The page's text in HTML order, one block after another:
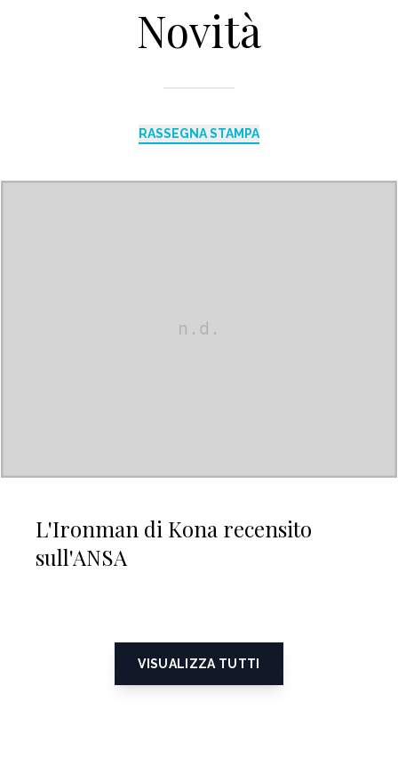
Novità
RASSEGNA STAMPA
L'Ironman di Kona recensito
sull'ANSA
VISUALIZZA TUTTI